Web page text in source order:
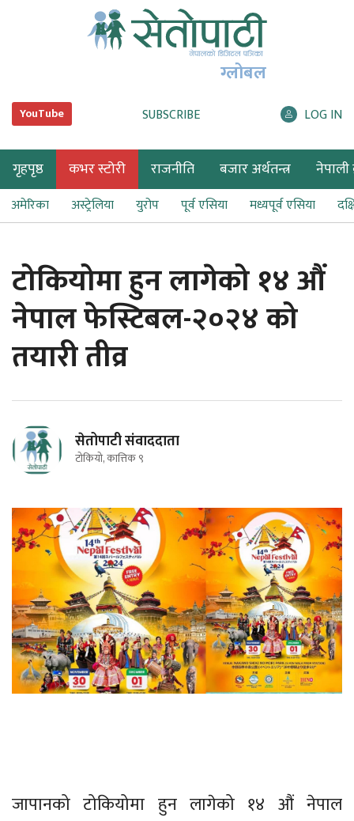
ग्लोबल
YouTube SUBSCRIBE LOG IN
गृहपृष्ठ कभर स्टोरी राजनीति बजार अर्थतन्त्र नेपाली
अमेरिका अस्ट्रेलिया युरोप पूर्व एसिया मध्यपूर्व एसिया
टोकियोमा हुन लागेको १४ औं
नेपाल फेस्टिबल-२०२४ को
तयारी तीव्र
सेतोपाटी संवाददाता
टोकियो, कात्तिक ९
जापानको टोकियोमा हुन लागेको १४ औं नेपाल